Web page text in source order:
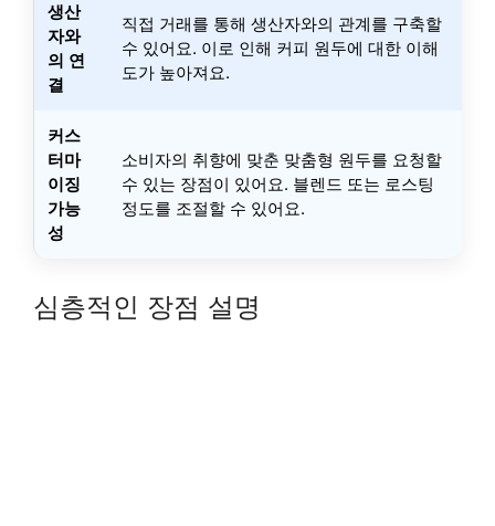
생산
자와
의 연
결
직접 거래를 통해 생산자와의 관계를 구축할
수 있어요. 이로 인해 커피 원두에 대한 이해
도가 높아져요.
커스
터마
이징
가능
성
소비자의 취향에 맞춘 맞춤형 원두를 요청할
수 있는 장점이 있어요. 블렌드 또는 로스팅
정도를 조절할 수 있어요.
심층적인 장점 설명